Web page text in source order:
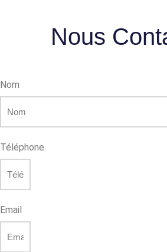
Nous
Nom
Téléphone
Email